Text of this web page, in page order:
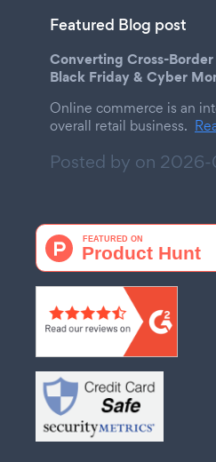
Featured Blog post
Converting Cross-
Black Friday & Cyber
Online commerce is an
overall retail business.
Posted by on